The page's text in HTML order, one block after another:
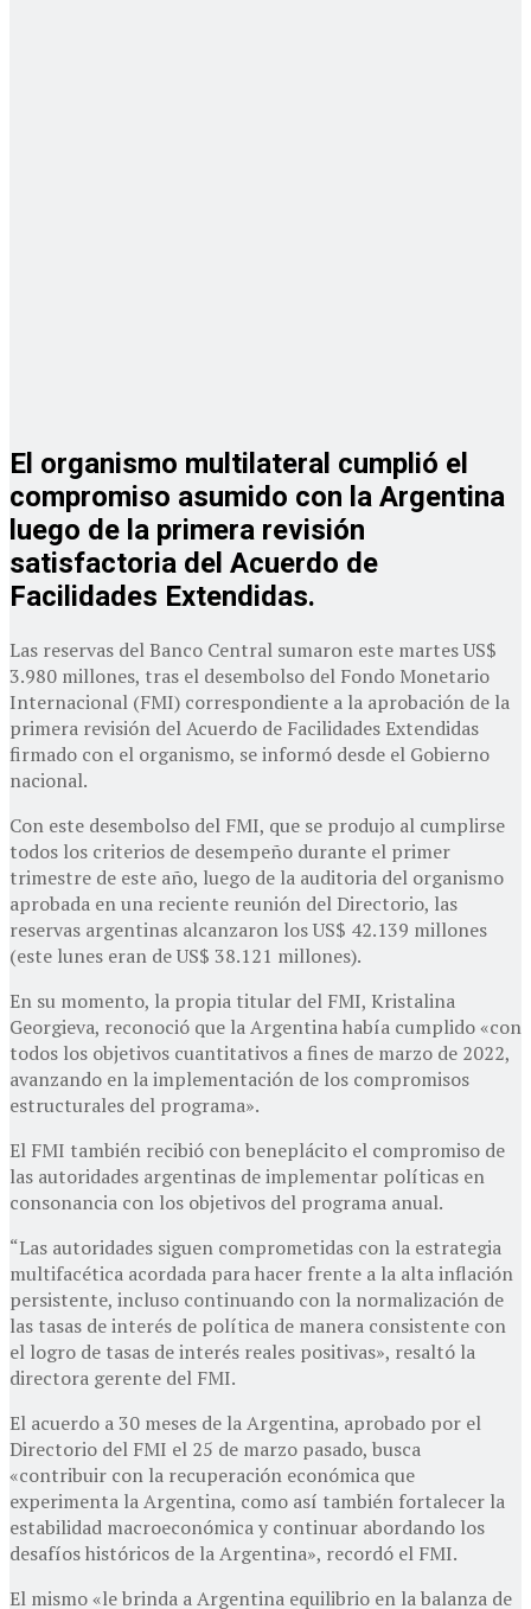
El organismo multilateral cumplió el
compromiso asumido con la Argentina
luego de la primera revisión
satisfactoria del Acuerdo de
Facilidades Extendidas.
Las reservas del Banco Central sumaron este martes US$
3.980 millones, tras el desembolso del Fondo Monetario
Internacional (FMI) correspondiente a la aprobación de la
primera revisión del Acuerdo de Facilidades Extendidas
firmado con el organismo, se informó desde el Gobierno
nacional.
Con este desembolso del FMI, que se produjo al cumplirse
todos los criterios de desempeño durante el primer
trimestre de este año, luego de la auditoria del organismo
aprobada en una reciente reunión del Directorio, las
reservas argentinas alcanzaron los US$ 42.139 millones
(este lunes eran de US$ 38.121 millones).
En su momento, la propia titular del FMI, Kristalina
Georgieva, reconoció que la Argentina había cumplido «con
todos los objetivos cuantitativos a fines de marzo de 2022,
avanzando en la implementación de los compromisos
estructurales del programa».
El FMI también recibió con beneplácito el compromiso de
las autoridades argentinas de implementar políticas en
consonancia con los objetivos del programa anual.
“Las autoridades siguen comprometidas con la estrategia
multifacética acordada para hacer frente a la alta inflación
persistente, incluso continuando con la normalización de
las tasas de interés de política de manera consistente con
el logro de tasas de interés reales positivas», resaltó la
directora gerente del FMI.
El acuerdo a 30 meses de la Argentina, aprobado por el
Directorio del FMI el 25 de marzo pasado, busca
«contribuir con la recuperación económica que
experimenta la Argentina, como así también fortalecer la
estabilidad macroeconómica y continuar abordando los
desafíos históricos de la Argentina», recordó el FMI.
El mismo «le brinda a Argentina equilibrio en la balanza de